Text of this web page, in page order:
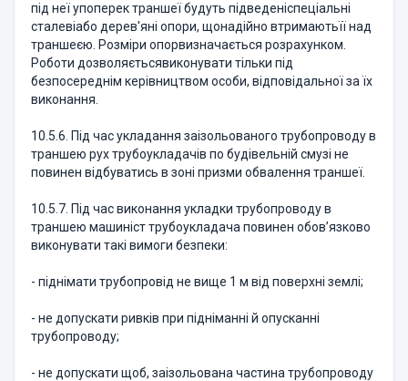
під неї упоперек траншеї будуть підведеніспеціальні
сталевіабо дерев'яні опори, щонадійно втримаютьїї над
траншеєю. Розміри опорвизначається розрахунком.
Роботи дозволяєтьсявиконувати тільки під
безпосереднім керівництвом особи, відповідальної за їх
виконання.
10.5.6. Під час укладання заізольованого трубопроводу в
траншею рух трубоукладачів по будівельній смузі не
повинен відбуватись в зоні призми обвалення траншеї.
10.5.7. Під час виконання укладки трубопроводу в
траншею машиніст трубоукладача повинен обов’язково
виконувати такі вимоги безпеки:
- піднімати трубопровід не вище 1 м від поверхні землі;
- не допускати ривків при підніманні й опусканні
трубопроводу;
- не допускати щоб, заізольована частина трубопроводу